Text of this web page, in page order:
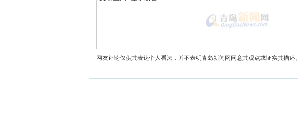
网友评论仅供其表达个人看法，并不表明青岛新闻网同意其观点或证实其描述。